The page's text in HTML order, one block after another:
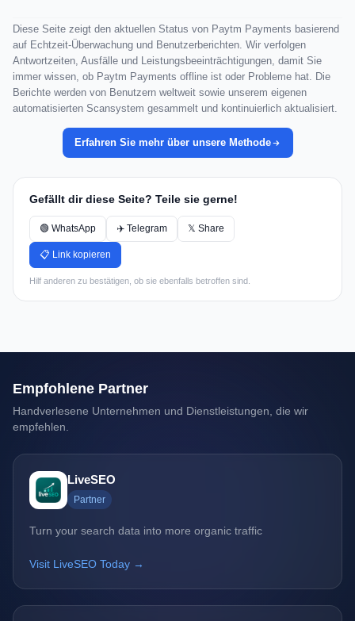
Diese Seite zeigt den aktuellen Status von Paytm Payments basierend
auf Echtzeit-Überwachung und Benutzerberichten. Wir verfolgen
Antwortzeiten, Ausfälle und Leistungsbeeinträchtigungen, damit Sie
immer wissen, ob Paytm Payments offline ist oder Probleme hat. Die
Berichte werden von Benutzern weltweit sowie unserem eigenen
automatisierten Scansystem gesammelt und kontinuierlich aktualisiert.
Erfahren Sie mehr über unsere Methode
Gefällt dir diese Seite? Teile sie gerne!
🟢 WhatsApp ✈️ Telegram 𝕏 Share
📋 Link kopieren
Hilf anderen zu bestätigen, ob sie ebenfalls betroffen sind.
Empfohlene Partner
Handverlesene Unternehmen und Dienstleistungen, die wir
empfehlen.
LiveSEO
Partner
Turn your search data into more organic traffic
Visit LiveSEO Today →